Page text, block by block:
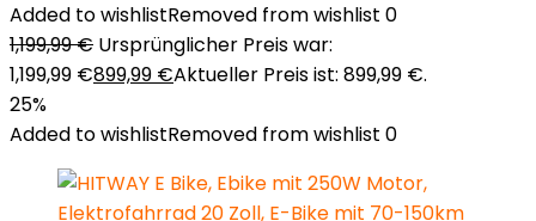
Added to wishlistRemoved from wishlist 0
1,199,99€ Ursprünglicher Preis war:
1,199,99 €899,99 €Aktueller Preis ist: 899,99 €.
25%
Added to wishlistRemoved from wishlist 0